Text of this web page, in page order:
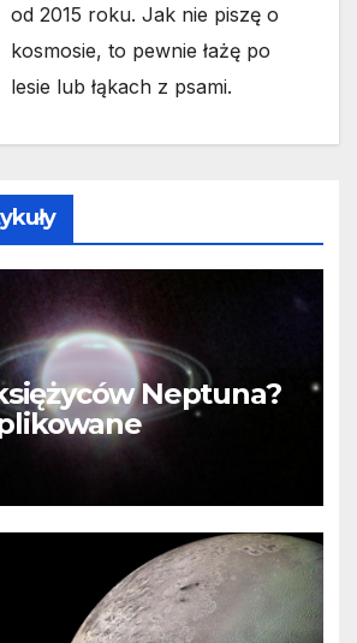
od 2015 roku. Jak nie piszę o
kosmosie, to pewnie łażę po
lesie lub łąkach z psami.
Neptuna?